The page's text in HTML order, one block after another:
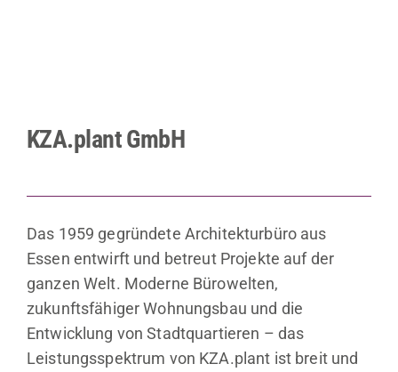
KZA.plant GmbH
Das 1959 gegründete Architekturbüro aus
Essen entwirft und betreut Projekte auf der
ganzen Welt. Moderne Bürowelten,
zukunftsfähiger Wohnungsbau und die
Entwicklung von Stadtquartieren – das
Leistungsspektrum von KZA.plant ist breit und